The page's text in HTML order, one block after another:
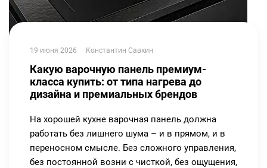
19 июня 2026 Константин Савкин
Какую варочную панель премиум-
класса купить: от типа нагрева до
дизайна и премиальных брендов
На хорошей кухне варочная панель должна
работать без лишнего шума – и в прямом, и в
переносном смысле. Без сложного управления,
без постоянной возни с чисткой, без ощущения,